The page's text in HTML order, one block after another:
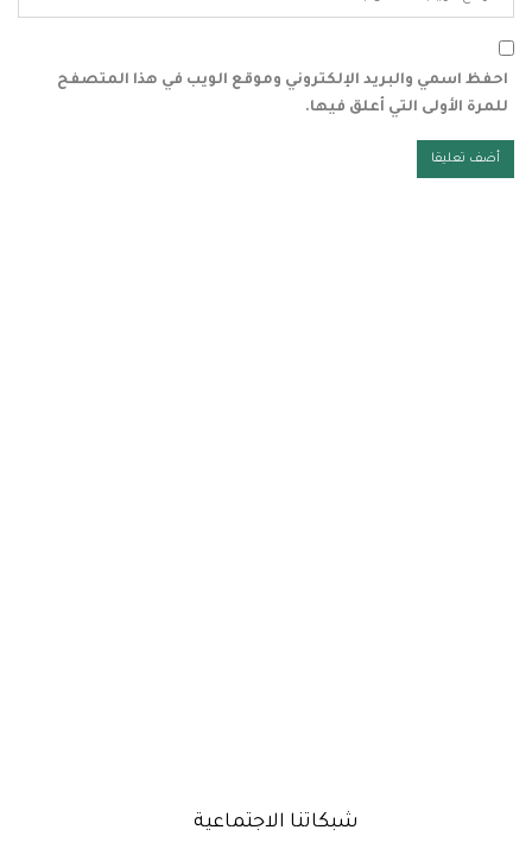
احفظ اسمي والبريد الإلكتروني وموقع الويب في هذا المتصفح
للمرة الأولى التي أعلق فيها.
شبكاتنا الاجتماعية